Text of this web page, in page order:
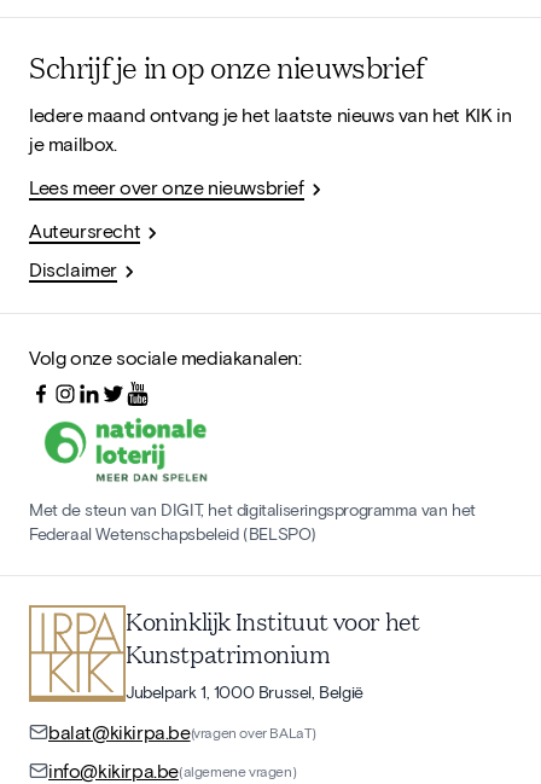
Schrijf je in op onze nieuwsbrief
Iedere maand ontvang je het laatste nieuws van het KIK in
je mailbox.
Lees meer over onze nieuwsbrief
Auteursrecht
Disclaimer
Volg onze sociale mediakanalen:
Met de steun van DIGIT, het digitaliseringsprogramma van het
Federaal Wetenschapsbeleid (BELSPO)
Koninklijk Instituut voor het
Kunstpatrimonium
Jubelpark 1, 1000 Brussel, België
balat@kikirpa.be(vragen over BALaT)
info@kikirpa.be(algemene vragen)